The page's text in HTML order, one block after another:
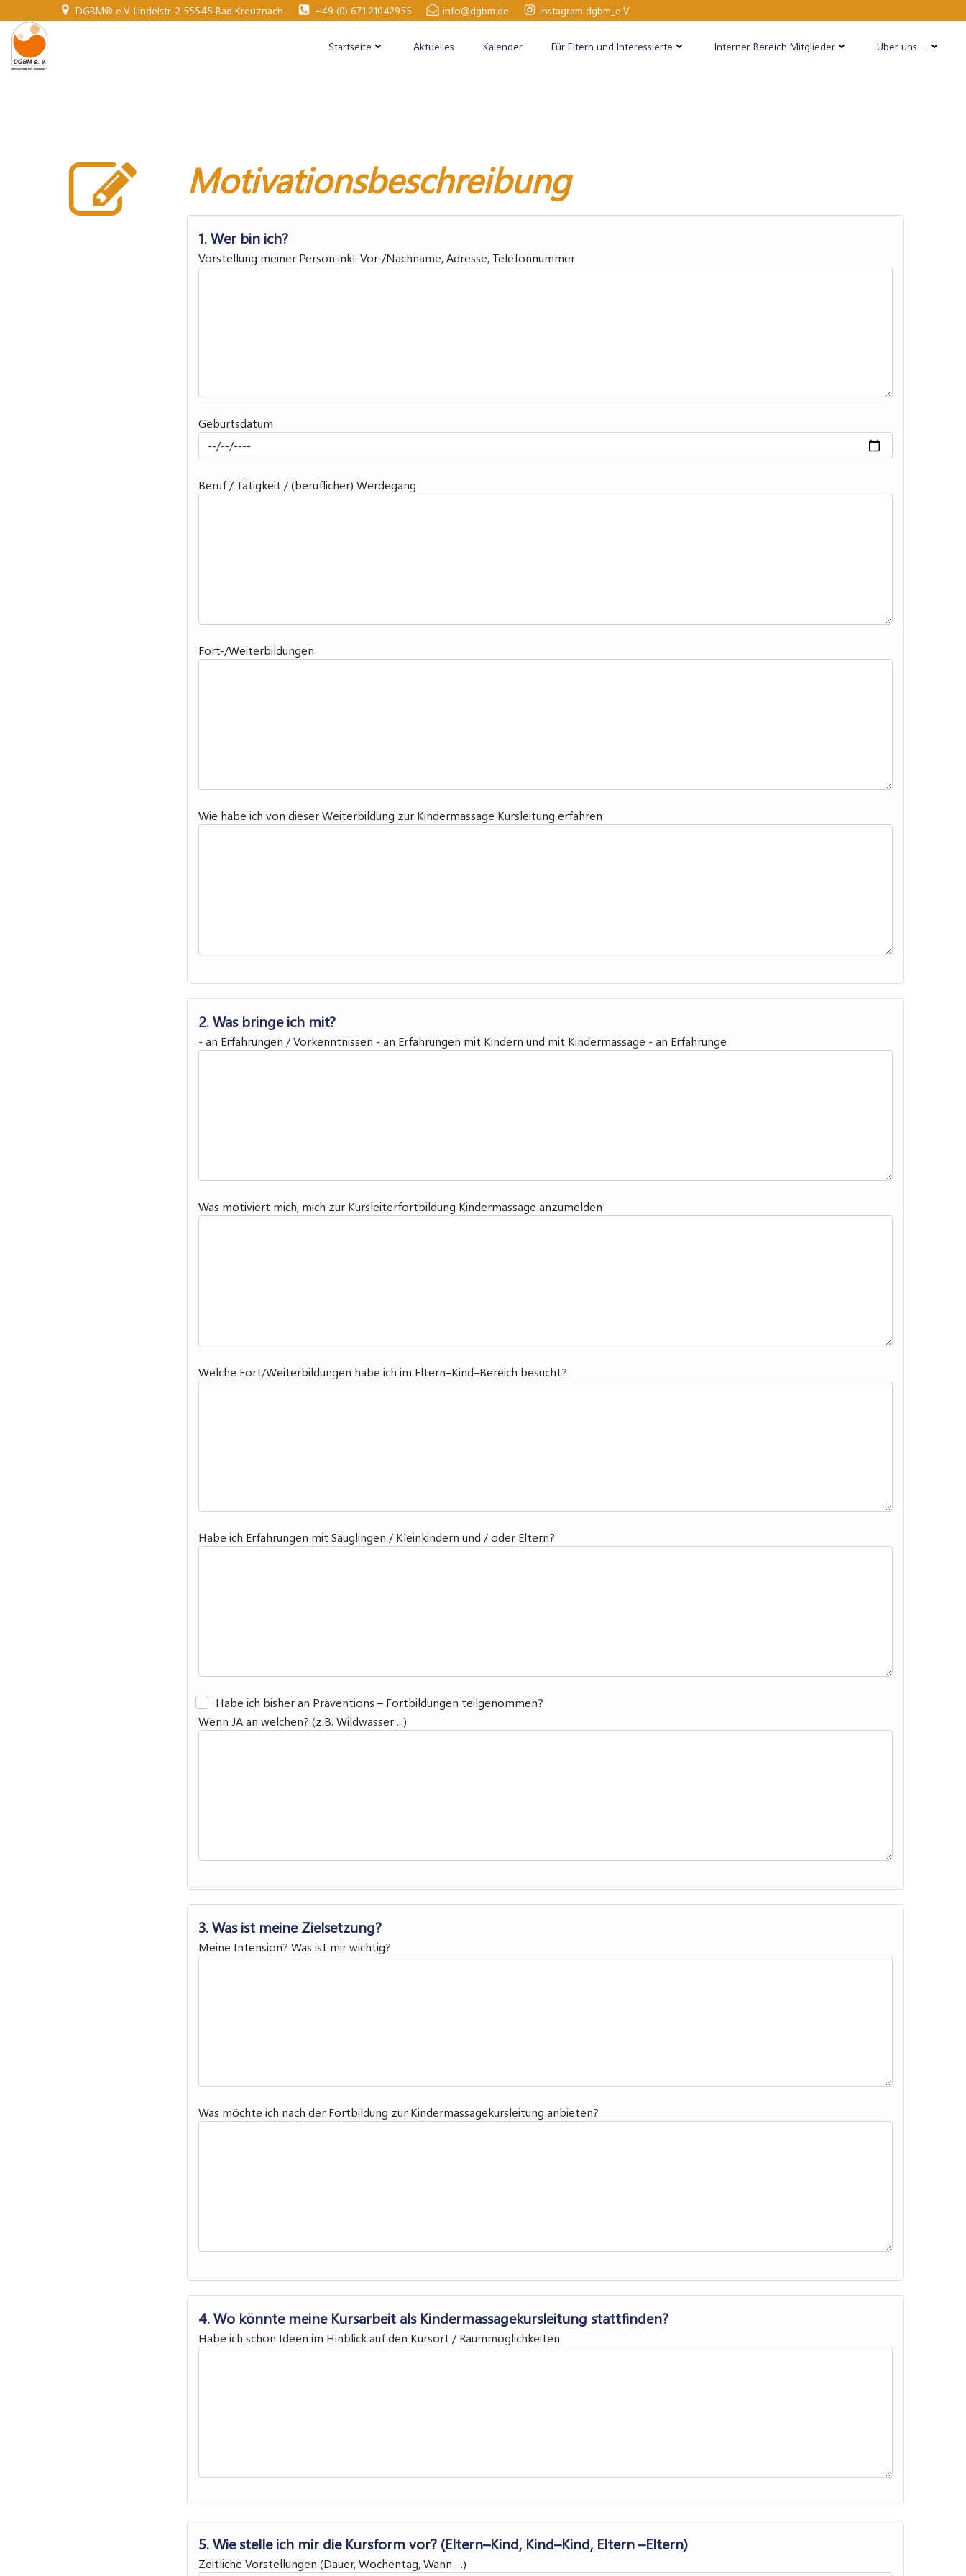
Inhalt
springen
DGBM® e.V. Lindelstr. 2 55545 Bad Kreuznach +49 (0) 671 21042955 info@dgbm.de instagram dgbm_e.V
Startseite Aktuelles Kalender Für Eltern und Interessierte Interner Bereich Mitglieder Über uns …
Motivationsbeschreibung
1. Wer bin ich?
Vorstellung meiner Person inkl. Vor-/Nachname, Adresse, Telefonnummer
Geburtsdatum
Beruf / Tätigkeit / (beruflicher) Werdegang
Fort-/Weiterbildungen
Wie habe ich von dieser Weiterbildung zur Kindermassage Kursleitung erfahren
2. Was bringe ich mit?
- an Erfahrungen / Vorkenntnissen - an Erfahrungen mit Kindern und mit Kindermassage - an Erfahrunge
Was motiviert mich, mich zur Kursleiterfortbildung Kindermassage anzumelden
Welche Fort/Weiterbildungen habe ich im Eltern–Kind–Bereich besucht?
Habe ich Erfahrungen mit Säuglingen / Kleinkindern und / oder Eltern?
Habe ich bisher an Präventions – Fortbildungen teilgenommen?
Wenn JA an welchen? (z.B. Wildwasser ...)
3. Was ist meine Zielsetzung?
Meine Intension? Was ist mir wichtig?
Was möchte ich nach der Fortbildung zur Kindermassagekursleitung anbieten?
4. Wo könnte meine Kursarbeit als Kindermassagekursleitung stattfinden?
Habe ich schon Ideen im Hinblick auf den Kursort / Raummöglichkeiten
5. Wie stelle ich mir die Kursform vor? (Eltern–Kind, Kind–Kind, Eltern –Eltern)
Zeitliche Vorstellungen (Dauer, Wochentag, Wann …)